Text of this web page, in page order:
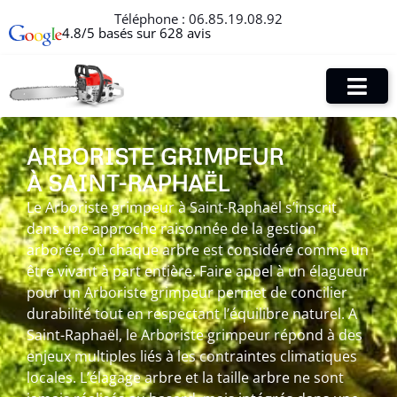
Téléphone : 06.85.19.08.92
4.8/5 basés sur 628 avis
ARBORISTE GRIMPEUR
À SAINT-RAPHAËL
Le Arboriste grimpeur à Saint-Raphaël s’inscrit
dans une approche raisonnée de la gestion
arborée, où chaque arbre est considéré comme un
être vivant à part entière. Faire appel à un élagueur
pour un Arboriste grimpeur permet de concilier
durabilité tout en respectant l’équilibre naturel. A
Saint-Raphaël, le Arboriste grimpeur répond à des
enjeux multiples liés à les contraintes climatiques
locales. L’élagage arbre et la taille arbre ne sont